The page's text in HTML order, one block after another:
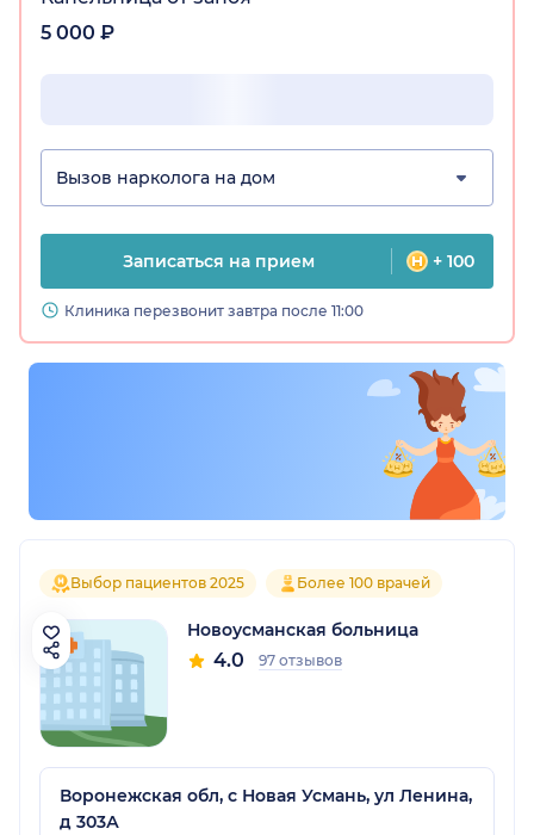
5 000 ₽
Вызов нарколога на дом
Записаться на прием + 100
Клиника перезвонит завтра после 11:00
Выбор пациентов 2025 Более 100 врачей
Новоусманская больница
4.0 97 отзывов
Воронежская обл, с Новая Усмань, ул Ленина,
д 303А